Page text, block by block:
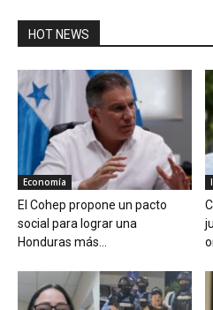
HOT NEWS
Economía
El Cohep propone un pacto
social para lograr una
Honduras más...